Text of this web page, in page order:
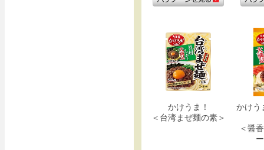
かけうま！
＜台湾まぜ麺の素＞
かけう
＜醤